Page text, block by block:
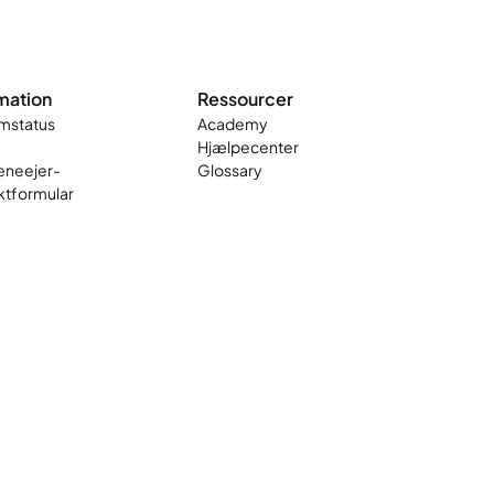
Ressourcer
Academy
Hjælpecenter
Glossary